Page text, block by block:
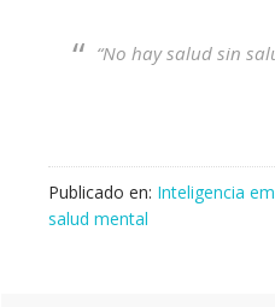
“No hay salud sin
Publicado en: Inteligencia
salud mental